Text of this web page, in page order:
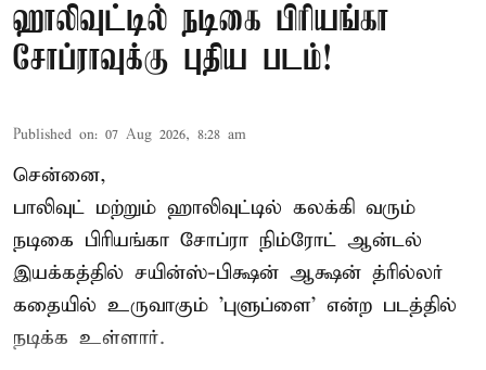
ஹாலிவுட்டில் நடிகை பிரியங்கா
சோப்ராவுக்கு புதிய படம்!
Published on: 07 Aug 2026, 8:28 am
சென்னை,
பாலிவுட் மற்றும் ஹாலிவுட்டில் கலக்கி வரும்
நடிகை பிரியங்கா சோப்ரா நிம்ரோட் ஆன்டல்
இயக்கத்தில் சயின்ஸ்-பிக்ஷன் ஆக்ஷன் த்ரில்லர்
கதையில் உருவாகும் 'புளுப்ளை' என்ற படத்தில்
நடிக்க உள்ளார்.